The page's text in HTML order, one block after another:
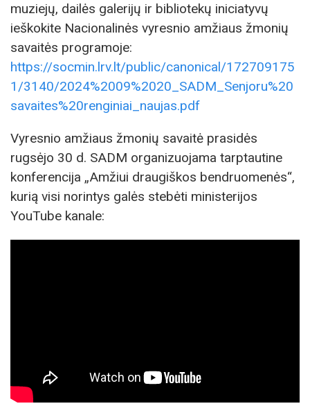
muziejų, dailės galerijų ir bibliotekų iniciatyvų
ieškokite Nacionalinės vyresnio amžiaus žmonių
savaitės programoje:
https://socmin.lrv.lt/public/canonical/172709175
1/3140/2024%2009%2020_SADM_Senjoru%20
savaites%20renginiai_naujas.pdf
Vyresnio amžiaus žmonių savaitė prasidės
rugsėjo 30 d. SADM organizuojama tarptautine
konferencija „Amžiui draugiškos bendruomenės“,
kurią visi norintys galės stebėti ministerijos
YouTube kanale: